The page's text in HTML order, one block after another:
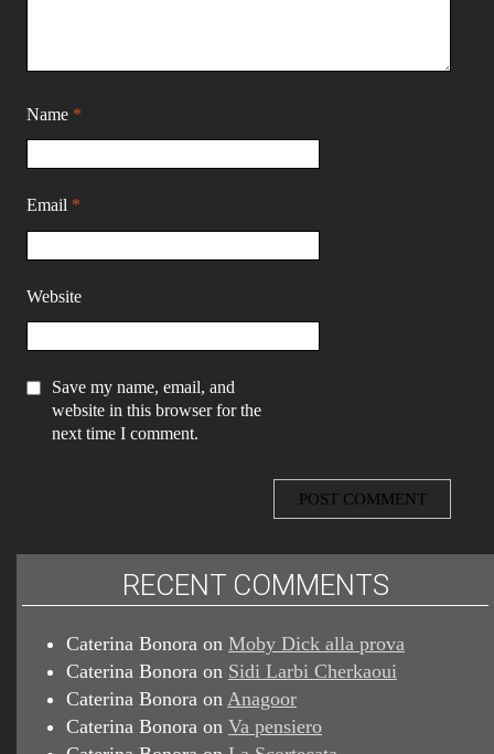
Name *
Email *
Website
Save my name, email, and
website in this browser for the
next time I comment.
RECENT COMMENTS
Caterina Bonora on Moby Dick alla prova
Caterina Bonora on Sidi Larbi Cherkaoui
Caterina Bonora on Anagoor
Caterina Bonora on Va pensiero